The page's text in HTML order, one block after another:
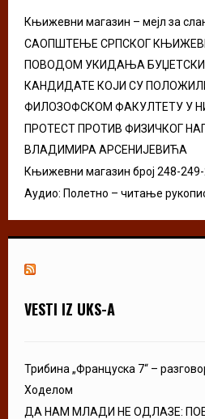
Књижевни магазин – мејл за
САОПШТЕЊЕ СРПСКОГ
ПОВОДОМ УКИДАЊА
КАНДИДАТЕ КОЈИ СУ
ФИЛОЗОФСКОМ ФАКУЛТЕТУ У
ПРОТЕСТ ПРОТИВ ФИЗИЧКОГ
ВЛАДИМИРА АРСЕНИЈЕВИЋА
Књижевни магазин број 248-
Аудио: Полетно – читање
VESTI IZ UKS-A
Трибина „Француска 7“ –
Ходелом
ДА НАМ МЛАДИ НЕ ОДЛАЗЕ: